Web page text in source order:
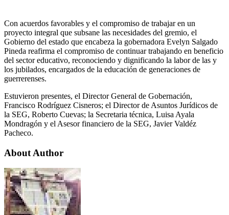
Con acuerdos favorables y el compromiso de trabajar en un
proyecto integral que subsane las necesidades del gremio, el
Gobierno del estado que encabeza la gobernadora Evelyn Salgado
Pineda reafirma el compromiso de continuar trabajando en beneficio
del sector educativo, reconociendo y dignificando la labor de las y
los jubilados, encargados de la educación de generaciones de
guerrerenses.
Estuvieron presentes, el Director General de Gobernación,
Francisco Rodríguez Cisneros; el Director de Asuntos Jurídicos de
la SEG, Roberto Cuevas; la Secretaria técnica, Luisa Ayala
Mondragón y el Asesor financiero de la SEG, Javier Valdéz
Pacheco.
About Author